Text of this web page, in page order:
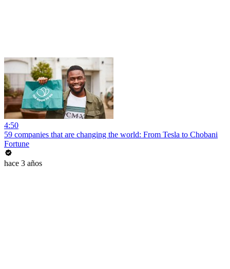
4:50
59 companies that are changing the world: From Tesla to Chobani
Fortune
hace 3 años